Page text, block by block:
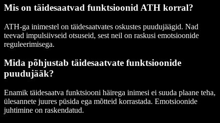
Mis on täidesaatvad funktsioonid ATH korral?
ATH-ga inimestel on täidesaatvates oskustes puudujäägid. Nad
teevad impulsiivseid otsuseid, sest neil on raskusi emotsioonide
reguleerimisega.
Mida põhjustab täidesaatvate funktsioonide
puudujääk?
Enamik täidesaatva funktsiooni häirega inimesi ei suuda plaane teha,
ülesannete juures püsida ega mõtteid korrastada. Emotsioonide
juhtimine on raskendatud.